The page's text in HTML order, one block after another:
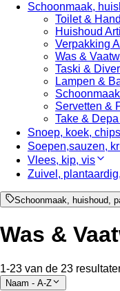
Schoonmaak,
Toilet &
Huishoud
Verpakking
Was &
Taski &
Lampen &
Servetten &
Take &
Snoep, koek,
Soepen,sauzen,
Vlees, kip, vis
Zuivel,
Schoonmaak, huishoud,
Was &
1-23 van de 23
Naam - A-Z